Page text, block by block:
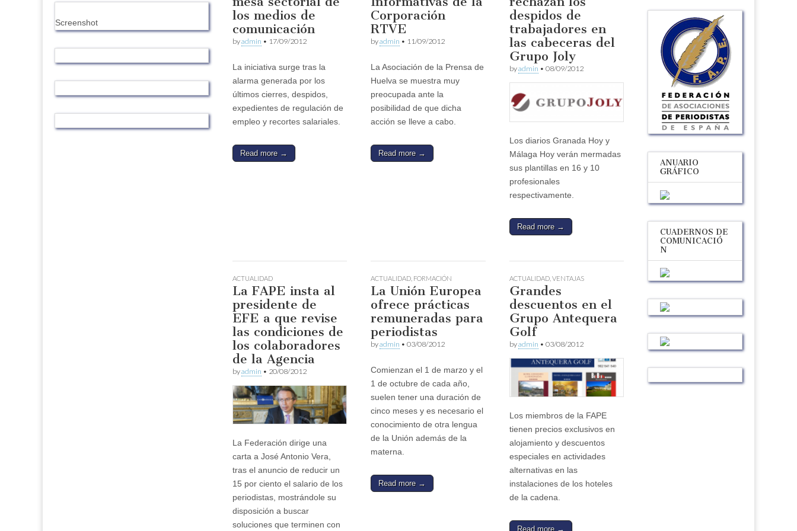
los medios de
comunicación
byadmin • 17/09/2012
La iniciativa surge tras la
alarma generada por los
últimos cierres, despidos,
expedientes de regulación de
empleo y recortes salariales.
Read more →
Corporación
RTVE
byadmin • 11/09/2012
La Asociación de la Prensa de
Huelva se muestra muy
preocupada ante la
posibilidad de que dicha
acción se lleve a cabo.
Read more →
despidos de
trabajadores en
las cabeceras del
Grupo Joly
byadmin • 08/09/2012
Los diarios Granada Hoy y
Málaga Hoy verán mermadas
sus plantillas en 16 y 10
profesionales
respectivamente.
Read more →
ACTUALIDAD
La FAPE insta al
presidente de
EFE a que revise
las condiciones de
los colaboradores
de la Agencia
byadmin • 20/08/2012
La Federación dirige una
carta a José Antonio Vera,
tras el anuncio de reducir un
15 por ciento el salario de los
periodistas, mostrándole su
disposición a buscar
soluciones que terminen con
ACTUALIDAD FORMACIÓN
La Unión Europea
ofrece prácticas
remuneradas para
periodistas
byadmin •03/08/2012
Comienzan el 1 de marzo y el
1 de octubre de cada año,
suelen tener una duración de
cinco meses y es necesario el
conocimiento de otra lengua
de la Unión además de la
materna.
Read more →
ACTUALIDAD, VENTAJAS
Grandes
descuentos en el
Grupo Antequera
Golf
byadmin • 03/08/2012
Los miembros de la FAPE
tienen precios exclusivos en
alojamiento y descuentos
especiales en actividades
alternativas en las
instalaciones de los hoteles
de la cadena.
Read more →
Screenshot
ANUARIO
GRÁFICO
CUADERNOS DE
COMUNICACIÓ
N